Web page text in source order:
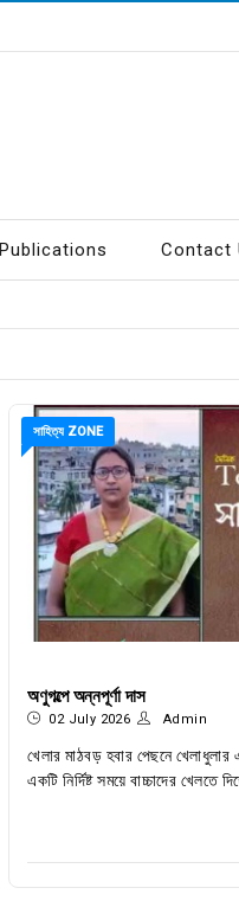
Contact
সাহিত্য ZONE
অণুগল্পে অন্নপূর্ণা দাস
02 July 2026 Admin
খেলার মাঠবড় হবার পেছনে
একটি নির্দিষ্ট সময়ে বাচ্চাদের